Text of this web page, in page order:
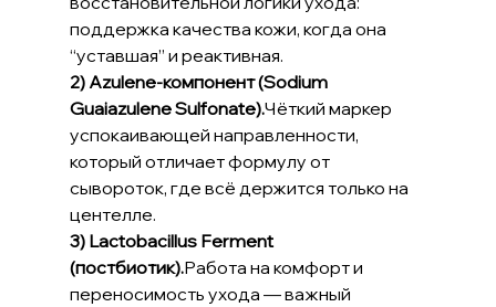
поддержка качества кожи, когда она
“уставшая” и реактивная.
2) Azulene-компонент (Sodium
Guaiazulene Sulfonate).Чёткий маркер
успокаивающей направленности,
который отличает формулу от
сывороток, где всё держится только на
центелле.
3) Lactobacillus Ferment
(постбиотик).Работа на комфорт и
переносимость ухода — важный